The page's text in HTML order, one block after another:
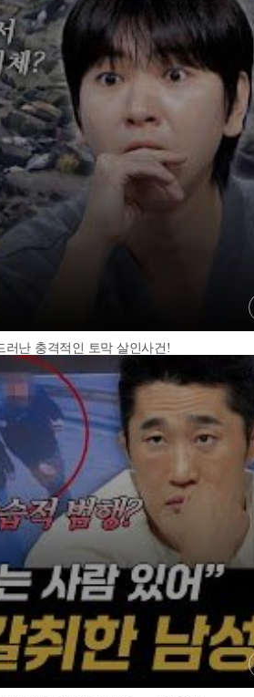
러난 충격적인 토막 살인사건!